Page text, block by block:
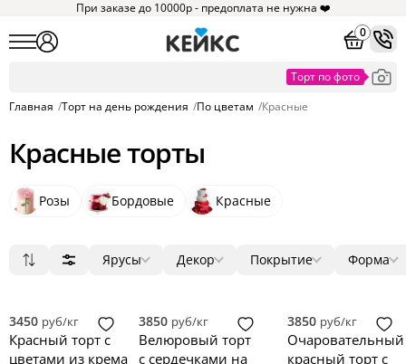
При заказе до 10000р - предоплата не нужна ❤️
0
Главная /Торт на день рождения /По цветам /Красные
Красные торты
Розы Бордовые Красные
Сначала дорогие
Новинки
Ярусы
3
3
4
3
5
0
Декор
фигурки
21
фотопечать
2
надпись
0
Покрытие
велюр
2
без мастики
0
зеркальная глазурь
0
Форма
прямоугольник
сердце
3D
3450 руб/кг
Красный торт с
цветами из крема
3850 руб/кг
Велюровый торт
с сердечками на
3850 руб/кг
Очаровательный
красный торт с